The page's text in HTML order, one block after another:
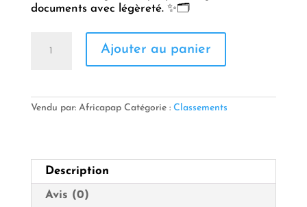
documents avec légèreté. ✨🗂️
PP
*
Light
Ajouter au panier
Vendu par: Africapap Catégorie : Classements
Description
Avis (0)